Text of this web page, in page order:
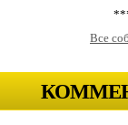
Все